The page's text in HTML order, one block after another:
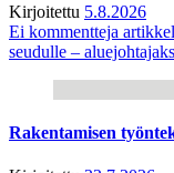
Kirjoitettu 5.8.2026
Ei kommentteja
seudulle –
Rakentamisen